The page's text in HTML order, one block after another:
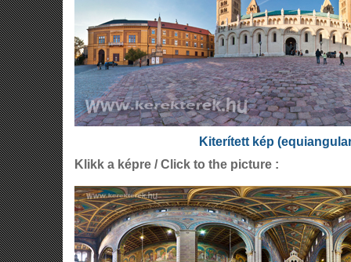
Kiterített kép
Klikk a képre / Click to the picture :